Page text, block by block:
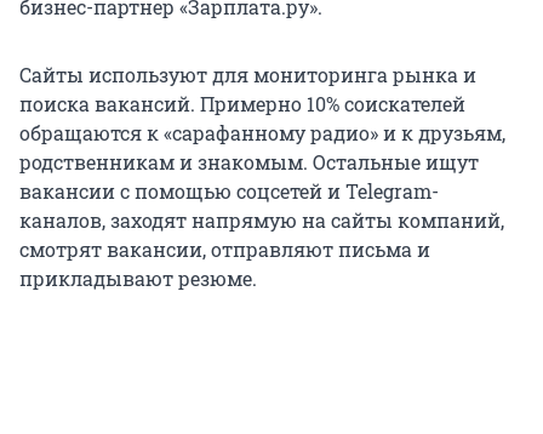
бизнес-партнер «Зарплата.ру».
Сайты используют для мониторинга рынка и
поиска вакансий. Примерно 10% соискателей
обращаются к «сарафанному радио» и к друзьям,
родственникам и знакомым. Остальные ищут
вакансии с помощью соцсетей и Telegram-
каналов, заходят напрямую на сайты компаний,
смотрят вакансии, отправляют письма и
прикладывают резюме.